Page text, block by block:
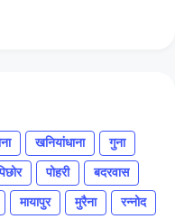
खनियांधाना
गुना
पोहरी
बदरवास
मायापुर मुरैना
रन्नोद